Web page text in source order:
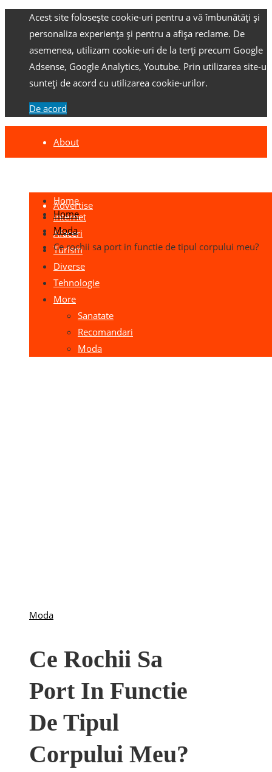
Acest site folosește cookie-uri pentru a vă îmbunătăți și
personaliza experiența și pentru a afișa reclame. De
asemenea, utilizam cookie-uri de la terți precum Google
Adsense, Google Analytics, Youtube. Prin utilizarea site-
sunteți de acord cu utilizarea cookie-urilor.
De acord
About
Advertise
Home
Internet
Afaceri
Turism
Diverse
Tehnologie
More
Sanatate
Recomandari
Moda
Home
Moda
Ce rochii sa port in functie de tipul corpului meu?
Moda
Ce Rochii Sa
Port In Functie
De Tipul
Corpului Meu?